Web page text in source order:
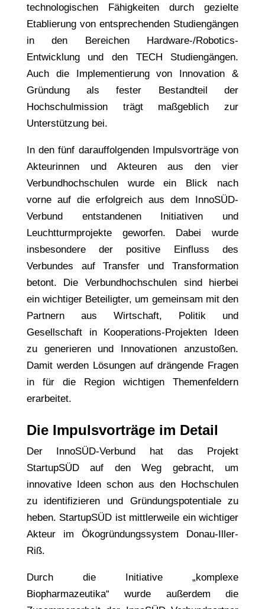
technologischen Fähigkeiten durch gezielte
Etablierung von entsprechenden Studiengängen
in den Bereichen Hardware-/Robotics-
Entwicklung und den TECH Studiengängen.
Auch die Implementierung von Innovation &
Gründung als fester Bestandteil der
Hochschulmission trägt maßgeblich zur
Unterstützung bei.
In den fünf darauffolgenden Impulsvorträge von
Akteurinnen und Akteuren aus den vier
Verbundhochschulen wurde ein Blick nach
vorne auf die erfolgreich aus dem InnoSÜD-
Verbund entstandenen Initiativen und
Leuchtturmprojekte geworfen. Dabei wurde
insbesondere der positive Einfluss des
Verbundes auf Transfer und Transformation
betont. Die Verbundhochschulen sind hierbei
ein wichtiger Beteiligter, um gemeinsam mit den
Partnern aus Wirtschaft, Politik und
Gesellschaft in Kooperations-Projekten Ideen
zu generieren und Innovationen anzustoßen.
Damit werden Lösungen auf drängende Fragen
in für die Region wichtigen Themenfeldern
erarbeitet.
Die Impulsvorträge im Detail
Der InnoSÜD-Verbund hat das Projekt
StartupSÜD auf den Weg gebracht, um
innovative Ideen schon aus den Hochschulen
zu identifizieren und Gründungspotentiale zu
heben. StartupSÜD ist mittlerweile ein wichtiger
Akteur im Ökogründungssystem Donau-Iller-
Riß.
Durch die Initiative „komplexe
Biopharmazeutika“ wurde außerdem die